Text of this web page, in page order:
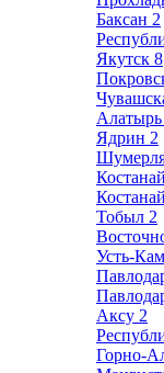
Баксан 2
Якутск 8
Алатырь
Ядрин 2
Костанай
Тобыл 2
Усть-
Аксу 2
Горно-